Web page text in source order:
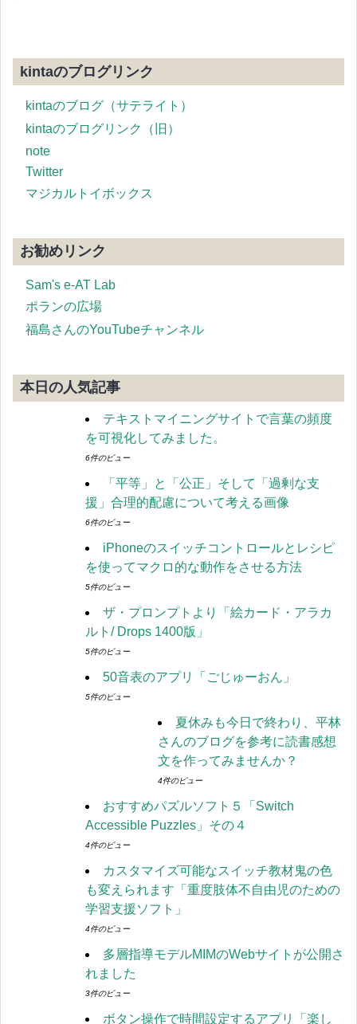
kintaのブログリンク
kintaのブログ（サテライト）
kintaのブログリンク（旧）
note
Twitter
マジカルトイボックス
お勧めリンク
Sam's e-AT Lab
ポランの広場
福島さんのYouTubeチャンネル
本日の人気記事
テキストマイニングサイトで言葉の頻度
を可視化してみました。
6件のビュー
「平等」と「公正」そして「過剰な支
援」合理的配慮について考える画像
6件のビュー
iPhoneのスイッチコントロールとレシピ
を使ってマクロ的な動作をさせる方法
5件のビュー
ザ・プロンプトより「絵カード・アラカ
ルト/ Drops 1400版」
5件のビュー
50音表のアプリ「ごじゅーおん」
5件のビュー
夏休みも今日で終わり、平林
さんのブログを参考に読書感想
文を作ってみませんか？
4件のビュー
おすすめパズルソフト５「Switch
Accessible Puzzles」その４
4件のビュー
カスタマイズ可能なスイッチ教材鬼の色
も変えられます「重度肢体不自由児のための
学習支援ソフト」
4件のビュー
多層指導モデルMIMのWebサイトが公開さ
れました
3件のビュー
ボタン操作で時間設定するアプリ「楽し